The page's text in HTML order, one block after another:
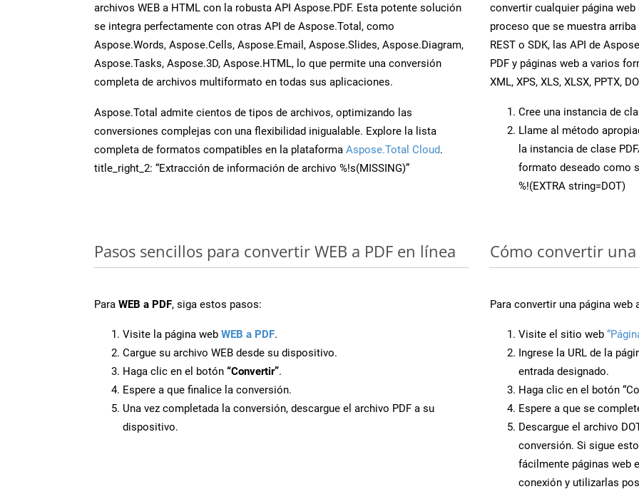
archivos WEB a HTML con la robusta API Aspose.PDF. Esta potente solución
se integra perfectamente con otras API de Aspose.Total, como
Aspose.Words, Aspose.Cells, Aspose.Email, Aspose.Slides, Aspose.Diagram,
Aspose.Tasks, Aspose.3D, Aspose.HTML, lo que permite una conversión
completa de archivos multiformato en todas sus aplicaciones.
Aspose.Total admite cientos de tipos de archivos, optimizando las
conversiones complejas con una flexibilidad inigualable. Explore la lista
completa de formatos compatibles en la plataforma Aspose.Total Cloud.
title_right_2: “Extracción de información de archivo %!s(MISSING)”
convertir cualquier página
proceso que se muestra
REST o SDK, las API de
PDF y páginas web a varios
XML, XPS, XLS, XLSX, PPTX,
Cree una instancia de
Llame al método
la instancia de clase
formato deseado como
%!(EXTRA string=DOT)
Pasos sencillos para convertir WEB a PDF en línea
Para WEB a PDF, siga estos pasos:
Visite la página web WEB a PDF.
Cargue su archivo WEB desde su dispositivo.
Haga clic en el botón “Convertir”.
Espere a que finalice la conversión.
Una vez completada la conversión, descargue el archivo PDF a su
dispositivo.
Cómo convertir
Para convertir una página
Visite el sitio web
Ingrese la URL de la
entrada designado.
Haga clic en el botón
Espere a que se
Descargue el archivo
conversión. Si sigue
fácilmente páginas web
conexión y utilizarlas